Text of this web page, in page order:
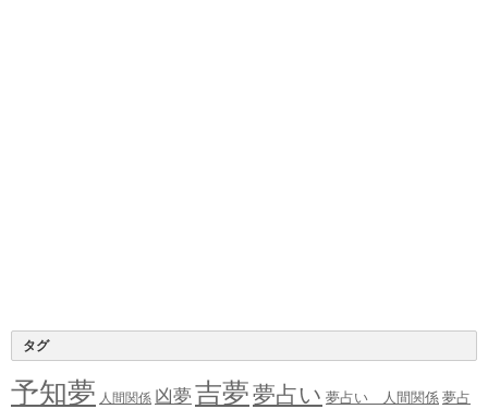
タグ
予知夢 人間関係 凶夢 吉夢夢占い 夢占い 人間関係 夢占